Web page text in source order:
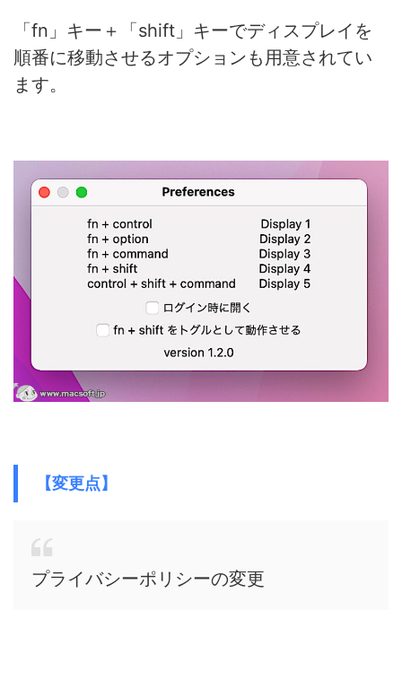
「fn」キー＋「shift」キーでディスプレイを
順番に移動させるオプションも用意されてい
ます。
【変更点】
プライバシーポリシーの変更